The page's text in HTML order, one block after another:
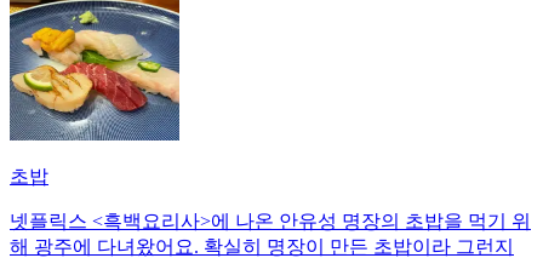
초밥
넷플릭스 <흑백요리사>에 나온 안유성 명장의 초밥을 먹기 위
해 광주에 다녀왔어요. 확실히 명장이 만든 초밥이라 그런지